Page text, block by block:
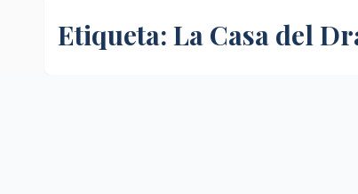
Etiqueta: La Casa del